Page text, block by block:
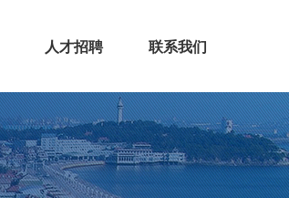
人才招聘 联系我们